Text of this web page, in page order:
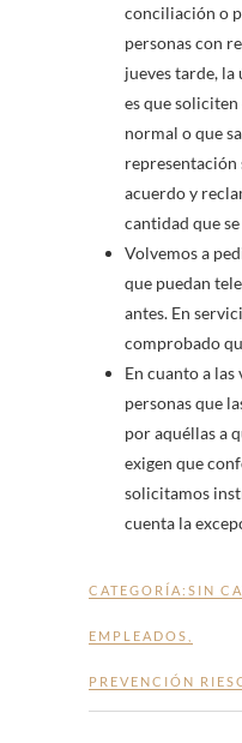
conciliación o
personas con
jueves tarde,
es que
normal o que
representación
acuerdo y
cantidad que
Volvemos a
que puedan
antes. En
comprobado
En cuanto a
personas que
por aquéllas a
exigen que
solicitamos
cuenta la
CATEGORÍA:SIN
EMPLEADOS
PREVENCIÓN